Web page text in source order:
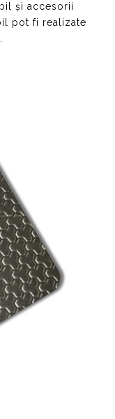
și accesorii
pot fi realizate